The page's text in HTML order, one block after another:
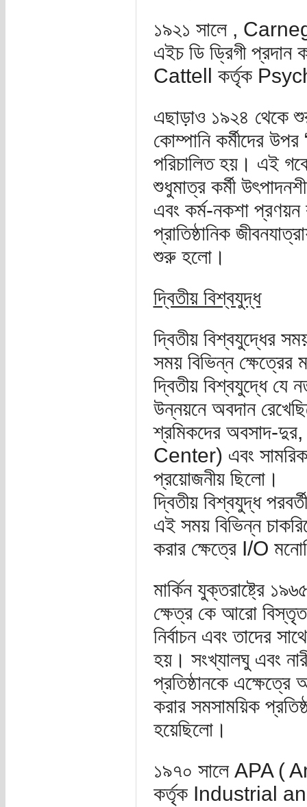
১৯২১ সালে ,
এইচ ডি ড্রিগী
Cattell কর্তৃক
এছাড়াও ১৯২৪ থেকে
কোম্পানি কর্মীদের
পরিচালিত হয়। এই
শুধুমাত্র কর্মী
এবং কর্ম-নকশা প্রণয়ন
প্রাতিষ্ঠানিক
শুরু হলো।
দ্বিতীয় বিশ্বযুদ্ধ
দ্বিতীয় বিশ্বযুদ্ধের
সময় বিভিন্ন ক্ষেত্রের
দ্বিতীয় বিশ্বযুদ্ধে যে
উন্নয়নে অবদান
শ্রমিকদের অবসাদ-
Center) এবং
প্রয়োজনীয় ছিলো।
দ্বিতীয় বিশ্বযুদ্ধ
এই সময় বিভিন্ন
করার ক্ষেত্রে I/O
মার্কিন যুক্তরাষ্ট্রে
ক্ষেত্র কে আরো
নির্বাচন এবং তাদের
হয়। সংখ্যালঘু এবং
প্রতিষ্ঠানকে
করার সমসাময়িক
হয়েছিলো।
১৯৭০ সালে APA
কর্তৃক Industrial